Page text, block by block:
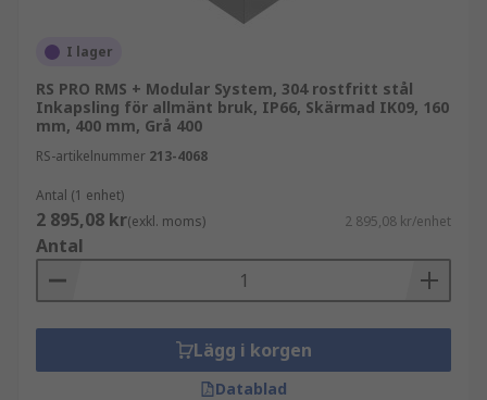
I lager
RS PRO RMS + Modular System, 304 rostfritt stål
Inkapsling för allmänt bruk, IP66, Skärmad IK09, 160
mm, 400 mm, Grå 400
RS-artikelnummer 213-4068
Antal (1 enhet)
2 895,08 kr(exkl. moms) 2 895,08 kr/enhet
Antal
Lägg i korgen
Datablad